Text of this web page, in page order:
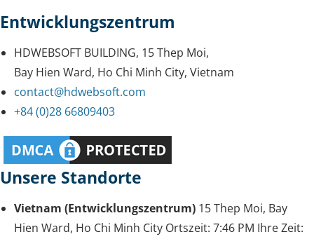
Entwicklungszentrum
HDWEBSOFT BUILDING, 15 Thep Moi,
Bay Hien Ward, Ho Chi Minh City, Vietnam
contact@hdwebsoft.com
+84 (0)28 66809403
Unsere Standorte
Vietnam (Entwicklungszentrum) 15 Thep Moi, Bay
Hien Ward, Ho Chi Minh City Ortszeit: 7:46 PM Ihre Zeit: